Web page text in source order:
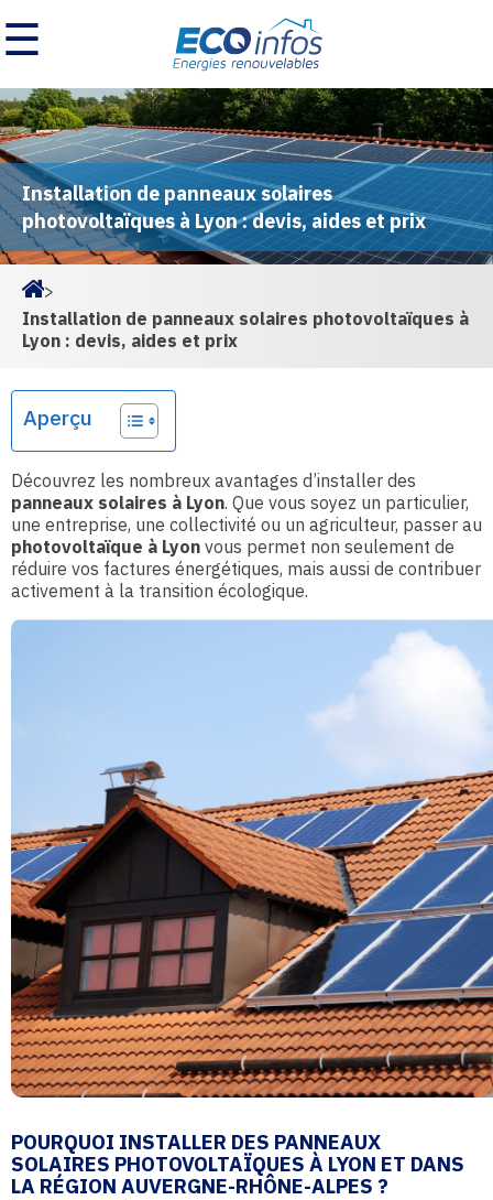
☰
Installation de panneaux solaires
photovoltaïques à Lyon : devis, aides et prix
Homepage
>
Installation de panneaux solaires photovoltaïques à
Lyon : devis, aides et prix
Aperçu
Découvrez les nombreux avantages d’installer des
panneaux solaires à Lyon. Que vous soyez un particulier,
une entreprise, une collectivité ou un agriculteur, passer au
photovoltaïque à Lyon vous permet non seulement de
réduire vos factures énergétiques, mais aussi de contribuer
activement à la transition écologique.
POURQUOI INSTALLER DES PANNEAUX
SOLAIRES PHOTOVOLTAÏQUES À LYON ET DANS
LA RÉGION AUVERGNE-RHÔNE-ALPES ?